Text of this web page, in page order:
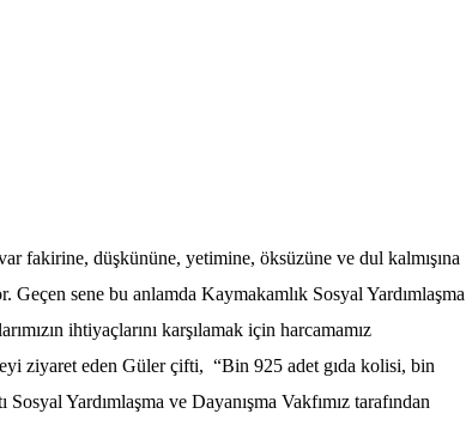
fakirine, düşkününe, yetimine, öksüzüne ve dul kalmışına
sene bu anlamda Kaymakamlık Sosyal Yardımlaşma
ihtiyaçlarını karşılamak için harcamamız
ziyaret eden Güler çifti, “Bin 925 adet gıda kolisi, bin
Yardımlaşma ve Dayanışma Vakfımız tarafından